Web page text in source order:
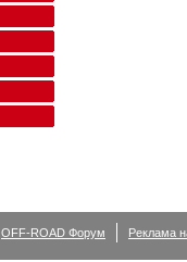
OFF-ROAD Форум Реклама